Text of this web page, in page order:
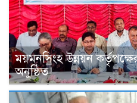
ময়মনসিংহ উন্নয়ন
অনুষ্ঠিত